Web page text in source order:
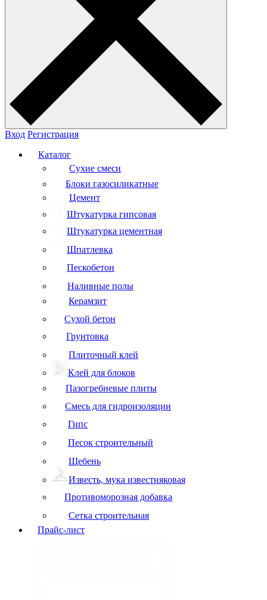
Вход Регистрация
Каталог
Сухие смеси
Блоки газосиликатные
Цемент
Штукатурка гипсовая
Штукатурка цементная
Шпатлевка
Пескобетон
Наливные полы
Керамзит
Сухой бетон
Грунтовка
Плиточный клей
Клей для блоков
Пазогребневые плиты
Смесь для гидроизоляции
Гипс
Песок строительный
Щебень
Известь, мука известняковая
Противоморозная добавка
Сетка строительная
Прайс-лист